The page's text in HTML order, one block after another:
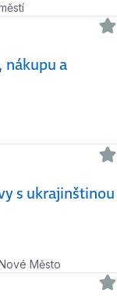
a
s ukrajinštinou
Město